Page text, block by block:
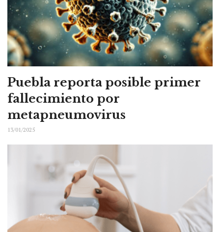
Puebla reporta posible primer
fallecimiento por
metapneumovirus
13/01/2025